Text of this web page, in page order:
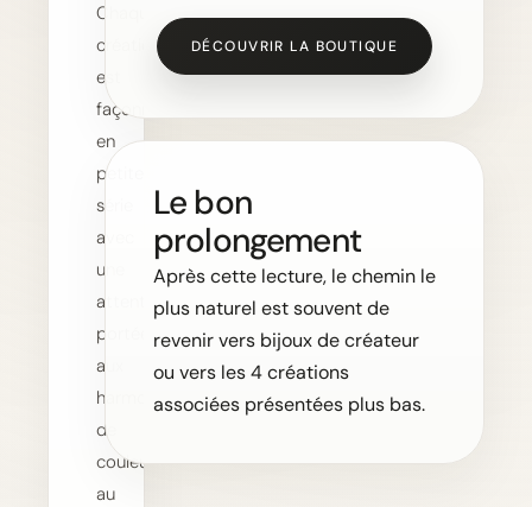
Chaque
création
est
façonnée
en
petite
série
avec
une
attention
portée
aux
harmonies
de
couleurs,
au
DÉCOUVRIR LA BOUTIQUE
Le bon
prolongement
Après cette lecture, le chemin le
plus naturel est souvent de
revenir vers bijoux de créateur
ou vers les 4 créations
associées présentées plus bas.